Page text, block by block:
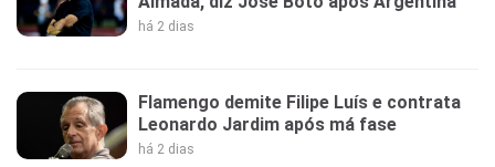
há 2 dias
Flamengo demite Filipe Luís e contrata
Leonardo Jardim após má fase
há 2 dias